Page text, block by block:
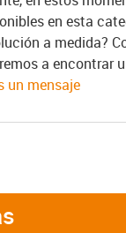
en esta
a medida?
a encontrar
un mensaje